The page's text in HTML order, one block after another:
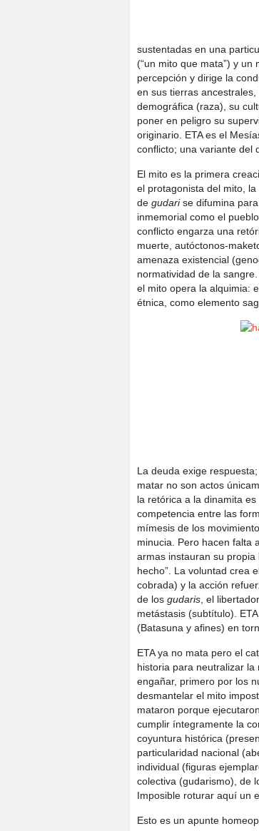
sustentadas en una
(“un mito que mata”) y
percepción y dirige la
en sus tierras
demográfica (raza), su
poner en peligro su
originario. ETA es el
conflicto; una variante del
El mito es la primera
el protagonista del mito,
de gudarise difumina
inmemorial como el
conflicto engarza una
muerte, autóctonos-
amenaza existencial
normatividad de la
el mito opera la alquimia:
étnica, como elemento
La deuda exige
matar no son actos
la retórica a la dinamita
competencia entre las
mímesis de los
minucia. Pero hacen falta
armas instauran su propia
hecho”. La voluntad crea
cobrada) y la acción
de los gudaris , el
metástasis (subtítulo).
(Batasuna y afines) en
ETA ya no mata pero el
historia para neutralizar la
engañar, primero por los
desmantelar el mito
mataron porque
cumplir íntegramente la
coyuntura histórica
particularidad nacional
individual (figuras
colectiva (gudarismo), de
Imposible roturar aquí un
Esto es un apunte